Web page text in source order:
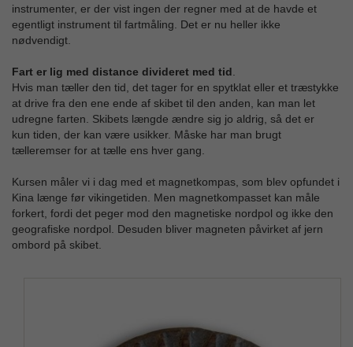
instrumenter, er der vist ingen der regner med at de havde et
egentligt instrument til fartmåling. Det er nu heller ikke
nødvendigt.
Fart er lig med distance divideret med tid
Hvis man tæller den tid, det tager for en spytklat eller et træstykke
at drive fra den ene ende af skibet til den anden, kan man let
udregne farten. Skibets længde ændre sig jo aldrig, så det er
kun tiden, der kan være usikker. Måske har man brugt
tælleremser for at tælle ens hver gang.
Kursen måler vi i dag med et magnetkompas, som blev opfundet i
Kina længe før vikingetiden. Men magnetkompasset kan måle
forkert, fordi det peger mod den magnetiske nordpol og ikke den
geografiske nordpol. Desuden bliver magneten påvirket af jern
ombord på skibet.